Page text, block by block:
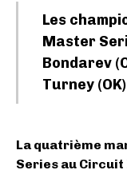
Les
Master
Bondarev
Turney (OK)
La quatrième
Series au